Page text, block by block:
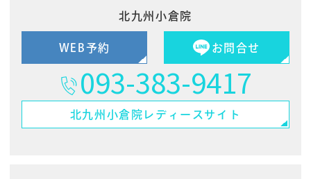
北九州小倉院
WEB予約 お問合せ
093-383-9417
北九州小倉院 レディースサイト